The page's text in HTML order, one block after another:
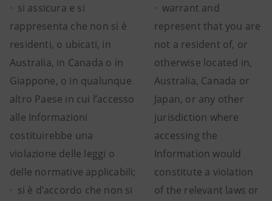
· si assicura e si
rappresenta che non si è
residenti, o ubicati, in
Australia, in Canada o in
Giappone, o in qualunque
altro Paese in cui l’accesso
alle Informazioni
costituirebbe una
violazione delle leggi o
delle normative applicabili;
· si è d’accordo che non si
· warrant and
represent that you are
not a resident of, or
otherwise located in,
Australia, Canada or
Japan, or any other
jurisdiction where
accessing the
Information would
constitute a violation
of the relevant laws or